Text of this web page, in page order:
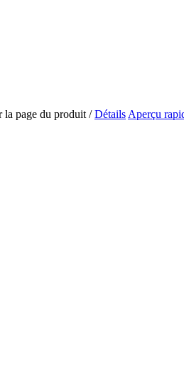
la page du produit / Détails Aperçu